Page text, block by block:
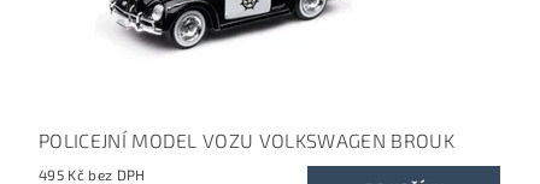
POLICEJNÍ MODEL VOZU VOLKSWAGEN BROUK
495 Kč bez DPH